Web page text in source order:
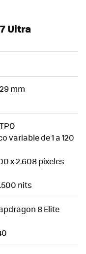
Ultra
mm
variable de 1 a 120
x 2.608 píxeles
nits
8 Elite